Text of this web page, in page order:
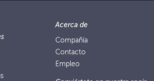
Acerca de
Compañía
Contacto
Empleo